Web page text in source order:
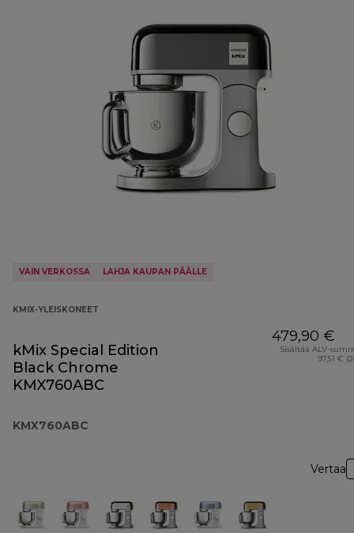
VAIN VERKOSSA LAHJA KAUPAN PÄÄLLE
KMIX-YLEISKONEET
kMix Special Edition
Black Chrome
KMX760ABC
KMX760ABC
479,90 €
Sisältää ALV-
97,51 €
Vertaa